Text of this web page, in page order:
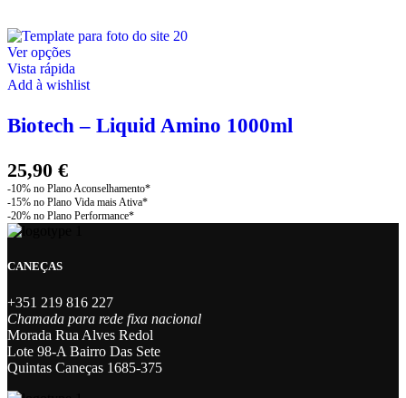
Ver opçõesThis
product
has
variants.
The
be
chosen
on
Vista rápida
Add à wishlist
Biotech – Liquid Amino 1000ml
25,90 €
CANEÇAS
+351 219 816 227
Chamada para rede fixa nacional
Morada Rua Alves Redol
Lote 98-A Bairro Das Sete
Quintas Caneças 1685-375